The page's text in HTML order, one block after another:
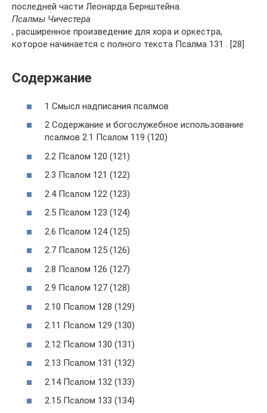
последней части Леонарда Бернштейна.
Псалмы Чичестера
, расширенное произведение для хора и оркестра,
которое начинается с полного текста Псалма 131 . [28]
Содержание
1 Смысл надписания псалмов
2 Содержание и богослужебное использование
псалмов 2.1 Псалом 119 (120)
2.2 Псалом 120 (121)
2.3 Псалом 121 (122)
2.4 Псалом 122 (123)
2.5 Псалом 123 (124)
2.6 Псалом 124 (125)
2.7 Псалом 125 (126)
2.8 Псалом 126 (127)
2.9 Псалом 127 (128)
2.10 Псалом 128 (129)
2.11 Псалом 129 (130)
2.12 Псалом 130 (131)
2.13 Псалом 131 (132)
2.14 Псалом 132 (133)
2.15 Псалом 133 (134)